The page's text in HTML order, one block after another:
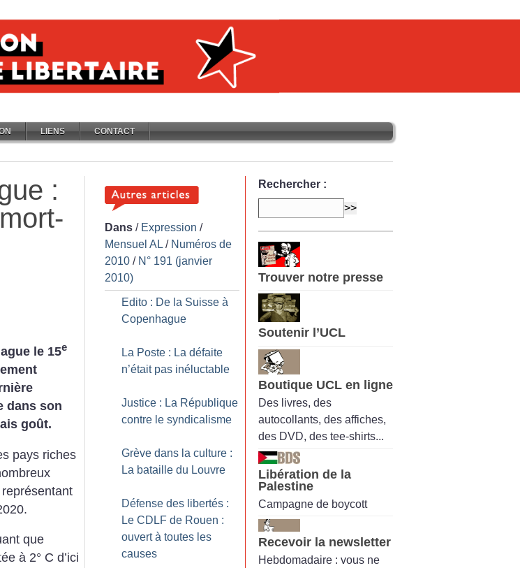
LIENS CONTACT
:
le 15e
dans son
goût.
pays riches
que
à 2° C d’ici
Dans / Expression /
Mensuel AL / Numéros de
2010 / N° 191 (janvier
2010)
Edito : De la Suisse à
Copenhague
La Poste : La défaite
n’était pas inéluctable
Justice : La République
contre le syndicalisme
Grève dans la culture :
La bataille du Louvre
Défense des libertés :
Le CDLF de Rouen :
ouvert à toutes les
causes
Rechercher :
Trouver notre presse
Soutenir l’UCL
Boutique UCL en ligne
Des livres, des
autocollants, des affiches,
des DVD, des tee-shirts...
Libération de la
Palestine
Campagne de boycott
Recevoir la newsletter
Hebdomadaire : vous ne